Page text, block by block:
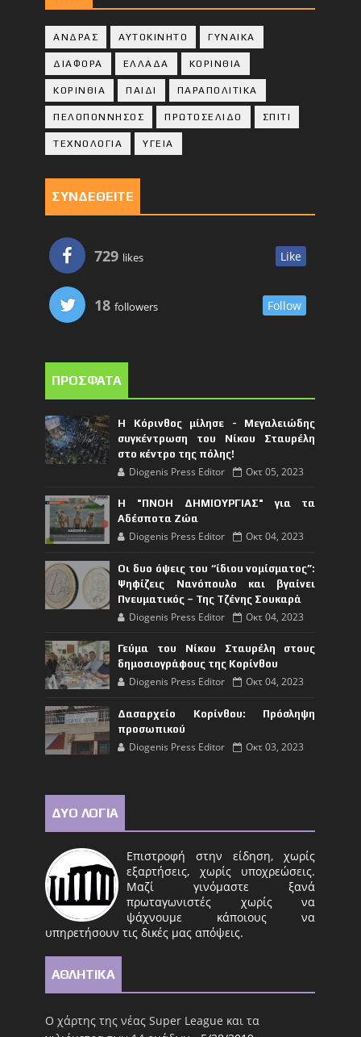
ΑΝΔΡΑΣ ΑΥΤΟΚΙΝΗΤΟ ΓΥΝΑΙΚΑ
ΔΙΑΦΟΡΑ ΕΛΛΑΔΑ ΚΟΡΙΝΘΙΑ
ΚΟΡΙΝΘΙA ΠΑΙΔΙ ΠΑΡΑΠΟΛΙΤΙΚΑ
ΠΕΛΟΠΟΝΝΗΣΟΣ ΠΡΩΤΟΣΕΛΙΔΟ ΣΠΙΤΙ
ΤΕΧΝΟΛΟΓΙΑ ΥΓΕΙΑ
ΣΥΝΔΕΘΕΙΤΕ
729 likes Like
18 followers Follow
ΠΡΟΣΦΑΤΑ
Η Κόρινθος μίλησε - Μεγαλειώδης
συγκέντρωση του Νίκου Σταυρέλη
στο κέντρο της πόλης!
Diogenis Press Editor Οκτ 05, 2023
Η "ΠΝΟΗ ΔΗΜΙΟΥΡΓΙΑΣ" για τα
Αδέσποτα Ζώα
Diogenis Press Editor Οκτ 04, 2023
Οι δυο όψεις του “ίδιου νομίσματος”:
Ψηφίζεις Νανόπουλο και βγαίνει
Πνευματικός – Της Τζένης Σουκαρά
Diogenis Press Editor Οκτ 04, 2023
Γεύμα του Νίκου Σταυρέλη στους
δημοσιογράφους της Κορίνθου
Diogenis Press Editor Οκτ 04, 2023
Δασαρχείο Κορίνθου: Πρόσληψη
προσωπικού
Diogenis Press Editor Οκτ 03, 2023
ΔΥΟ ΛΟΓΙΑ
Επιστροφή στην είδηση, χωρίς
εξαρτήσεις, χωρίς υποχρεώσεις.
Μαζί γινόμαστε ξανά
πρωταγωνιστές χωρίς να
ψάχνουμε κάποιους να
υπηρετήσουν τις δικές μας απόψεις.
ΑΘΛΗΤΙΚΑ
Ο χάρτης της νέας Super League και τα